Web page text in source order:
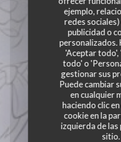
ejemplo,
redes
publicidad o
personalizados.
'Aceptar todo',
todo' o
gestionar sus
Puede cambiar
en cualquier
haciendo clic
cookie en la
izquierda de las
sitio.